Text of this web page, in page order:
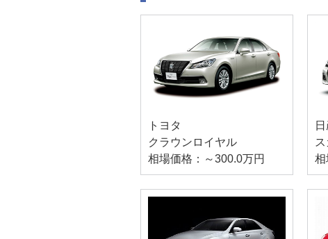
トヨタ
クラウンロイヤル
相場価格：～300.0万円
相